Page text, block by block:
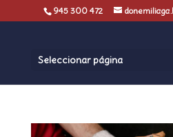
945 300 472
Seleccionar página